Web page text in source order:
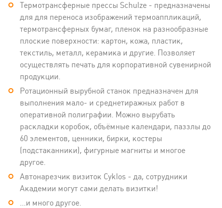
Термотрансферные прессы Schulze - предназначены
для для переноса изображений термоаппликаций,
термотрансферных бумаг, пленок на разнообразные
плоские поверхности: картон, кожа, пластик,
текстиль, металл, керамика и другие. Позволяет
осуществлять печать для корпоративной сувенирной
продукции.
Ротационный вырубной станок предназначен для
выполнения мало- и среднетиражных работ в
оперативной полиграфии. Можно вырубать
раскладки коробок, объёмные календари, паззлы до
60 элементов, ценники, бирки, костеры
(подстаканники), фигурные магниты и многое
другое.
Автонарезчик визиток Cyklos - да, сотрудники
Академии могут сами делать визитки!
...и много другое.